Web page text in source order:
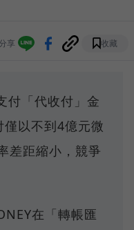
享 收藏
付「代收付」金
以不到4億元微
差距縮小，競爭
在「轉帳匯